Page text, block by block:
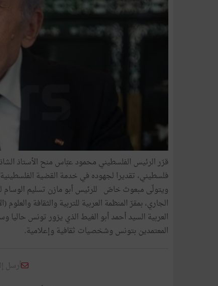
قرّر الرئيس الفلسطيني محمود عبّاس منح الأستاذ
فلسطيني، تقديرا لجهوده في خدمة القضية
الجاري، بمقرّ المنظمة العربية للتربية والثقافة
العربية السيد أحمد أبو الغيط الذي يزور تونس
المعتمدين بتونس وشخصيات ثقافية وإعلامية.
أرسل